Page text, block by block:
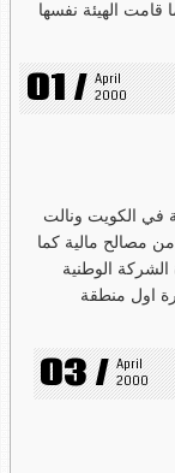
قامت الهيئة نفسها
01 / April
2000
في الكويت ونالت
مصالح مالية كما
الوطنية
اول منطقة
03 / April
2000